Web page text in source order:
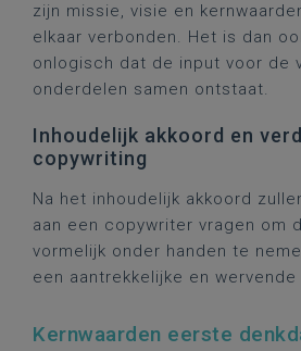
zijn missie, visie en
elkaar verbonden. Het is dan
onlogisch dat de input voor de
onderdelen samen ontstaat.
Inhoudelijk akkoord en
copywriting
Na het inhoudelijk akkoord
aan een copywriter vragen om
vormelijk onder handen te
een aantrekkelijke en
Kernwaarden eerste